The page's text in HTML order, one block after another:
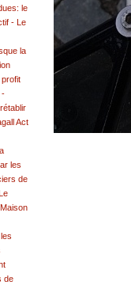
le
- Le
la
profit
-
Act
les
de
de